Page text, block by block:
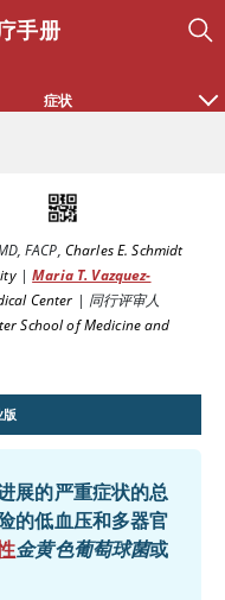
手册
症状
FACP, Charles E. Schmidt
|Maria T. Vazquez-
Center | 同行评审人
School of Medicine and
版
展的严重症状的总
的低血压和多器官
金黄色葡萄球菌或